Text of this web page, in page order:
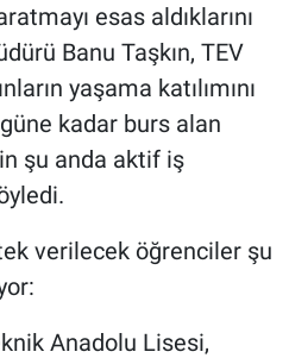
esas aldıklarını
Banu Taşkın, TEV
yaşama katılımını
kadar burs alan
şu anda aktif iş
verilecek öğrenciler şu
Anadolu Lisesi,